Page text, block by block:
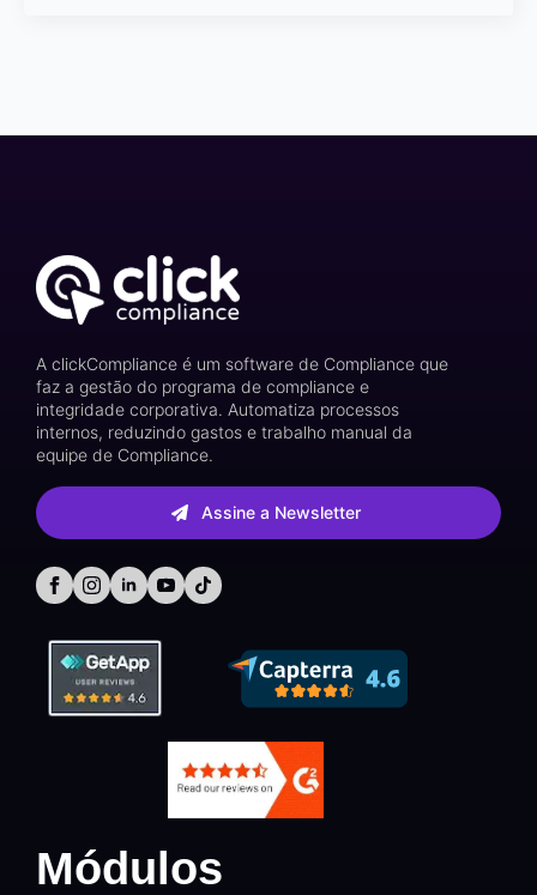
A clickCompliance é um software de Compliance que
faz a gestão do programa de compliance e
integridade corporativa. Automatiza processos
internos, reduzindo gastos e trabalho manual da
equipe de Compliance.
Assine a Newsletter
Módulos